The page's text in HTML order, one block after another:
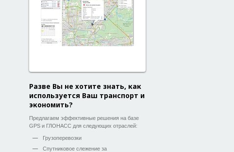
Разве Вы не хотите знать, как
используется Ваш транспорт и
экономить?
Предлагаем эффективные решения на базе
GPS и ГЛОНАСС для следующих отраслей:
Грузоперевозки
Спутниковое слежение за